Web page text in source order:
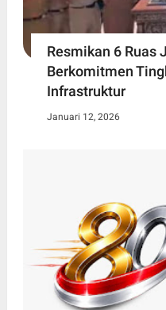
Resmikan 6 Ruas
Berkomitmen
Infrastruktur
Januari 12, 2026